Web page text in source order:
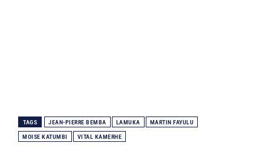
TAGS JEAN-PIERRE BEMBA LAMUKA MARTIN FAYULU
MOISE KATUMBI VITAL KAMERHE